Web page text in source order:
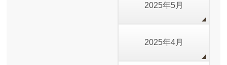
2025年5月
2025年4月